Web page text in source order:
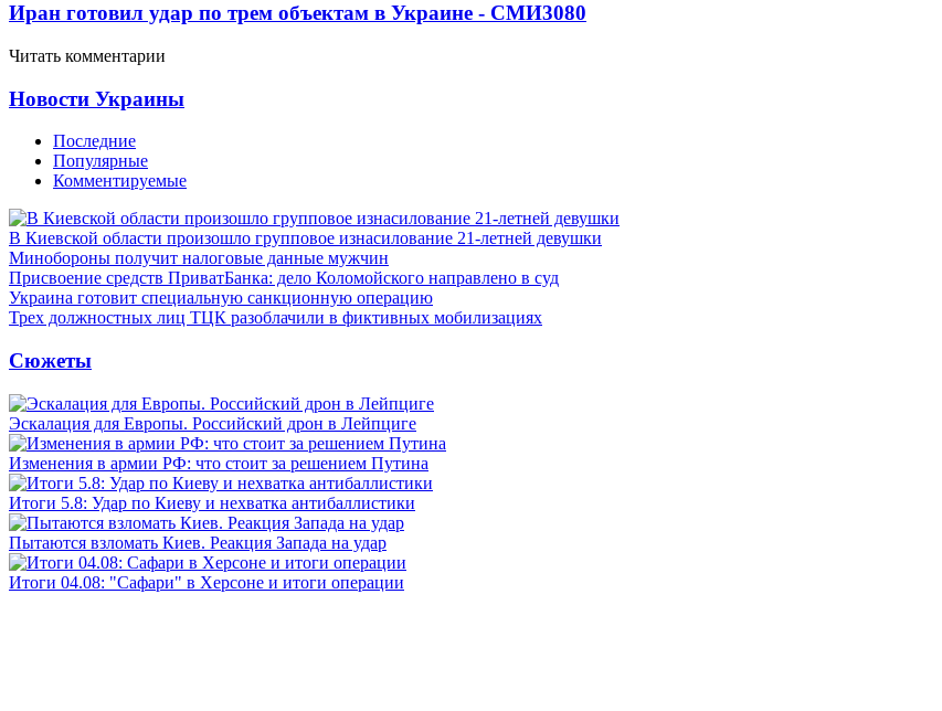
Иран готовил удар по трем объектам в Украине - СМИ3080
Читать комментарии
Новости Украины
Последние
Популярные
Комментируемые
В Киевской области произошло групповое изнасилование 21-летней девушки
Минобороны получит налоговые данные мужчин
Присвоение средств ПриватБанка: дело Коломойского направлено в суд
Украина готовит специальную санкционную операцию
Трех должностных лиц ТЦК разоблачили в фиктивных мобилизациях
Сюжеты
Эскалация для Европы. Российский дрон в Лейпциге
Изменения в армии РФ: что стоит за решением Путина
Итоги 5.8: Удар по Киеву и нехватка антибаллистики
Пытаются взломать Киев. Реакция Запада на удар
Итоги 04.08: "Сафари" в Херсоне и итоги операции